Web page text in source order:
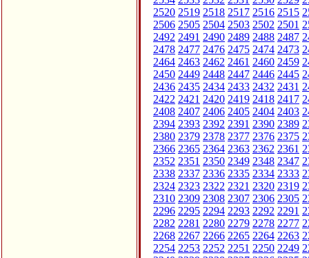
2520 2519 2518 2517 2516 2515
2506 2505 2504 2503 2502 2501
2492 2491 2490 2489 2488 2487
2478 2477 2476 2475 2474 2473
2464 2463 2462 2461 2460 2459
2450 2449 2448 2447 2446 2445
2436 2435 2434 2433 2432 2431
2422 2421 2420 2419 2418 2417
2408 2407 2406 2405 2404 2403
2394 2393 2392 2391 2390 2389
2380 2379 2378 2377 2376 2375
2366 2365 2364 2363 2362 2361
2352 2351 2350 2349 2348 2347
2338 2337 2336 2335 2334 2333
2324 2323 2322 2321 2320 2319
2310 2309 2308 2307 2306 2305
2296 2295 2294 2293 2292 2291
2282 2281 2280 2279 2278 2277
2268 2267 2266 2265 2264 2263
2254 2253 2252 2251 2250 2249